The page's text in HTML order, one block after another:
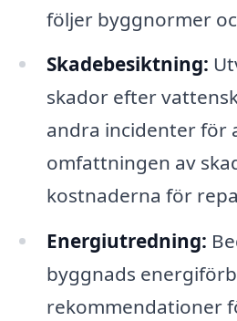
följer byggnormer
Skadebesiktning:
skador efter
andra incidenter för
omfattningen av
kostnaderna för
Energiutredning:
byggnads
rekommendationer